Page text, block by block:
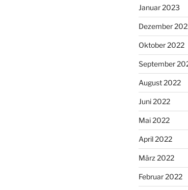
Januar 2023
Dezember
Oktober 2022
September
August 2022
Juni 2022
Mai 2022
April 2022
März 2022
Februar 2022